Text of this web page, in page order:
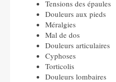
Tensions des épaules
Douleurs aux pieds
Méralgies
Mal de dos
Douleurs articulaires
Cyphoses
Torticolis
Douleurs lombaires